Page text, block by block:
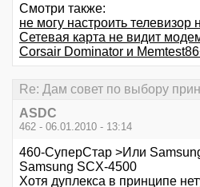
Смотри также:
не могу настроить телевизор
Cетевая карта не видит
Corsair Dominator и
Re: Дам совет по выбору
ASDC
462 - 06.01.2010 - 13:14
460-СуперСтар >Или
Samsung SCX-4500
Хотя дуплекса в принципе